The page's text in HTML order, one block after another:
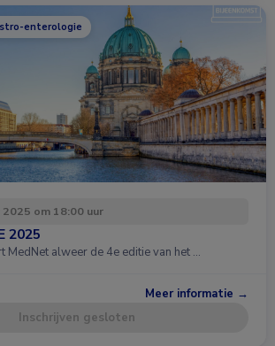
enterologie
om 18:00 uur
2025
MedNet alweer de 4e editie van het …
Meer informatie →
Inschrijven gesloten